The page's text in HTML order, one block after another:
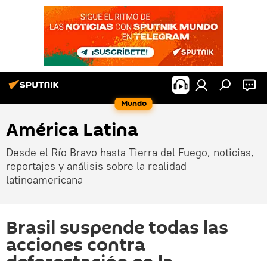
Mundo
América Latina
Desde el Río Bravo hasta Tierra del Fuego, noticias,
reportajes y análisis sobre la realidad
latinoamericana
Brasil suspende todas las
acciones contra